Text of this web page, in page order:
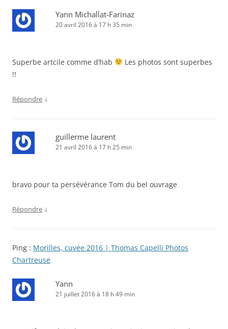
Yann Michallat-Farinaz
20 avril 2016 à 17 h 35 min
Superbe artcile comme d’hab
Les photos sont superbes
!!
Répondre ↓
guillerme laurent
21 avril 2016 à 17 h 25 min
bravo pour ta persévérance Tom du bel ouvrage
Répondre ↓
Ping : Morilles, cuvée 2016 | Thomas Capelli Photos
Chartreuse
Yann
21 juillet 2016 à 18 h 49 min